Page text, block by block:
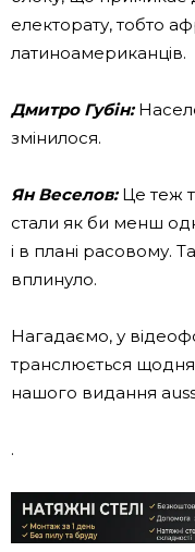
електорату, тобто
латиноамериканців.
Дмитро Губін:
змінилося.
Ян Веселов: Це теж
стали як би менш
і в плані расовому.
вплинуло.
Нагадаємо, у
транслюється щодня
нашого видання
.